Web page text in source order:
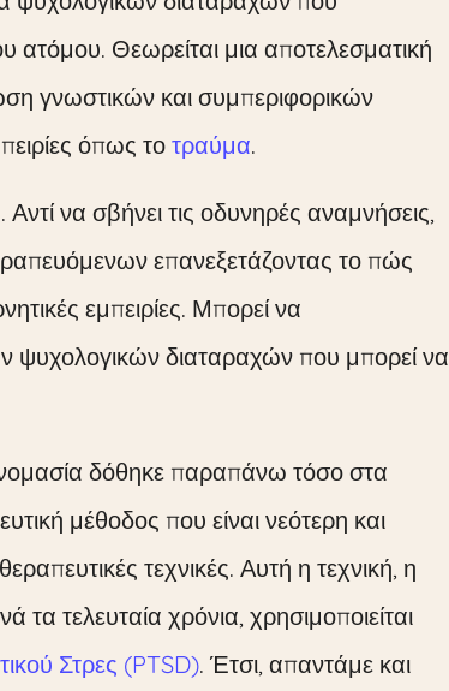
ατόμου. Θεωρείται μια αποτελεσματική
γνωστικών και συμπεριφορικών
όπως τοτραύμα.
να σβήνει τις οδυνηρές αναμνήσεις,
επανεξετάζοντας το πώς
εμπειρίες. Μπορεί να
ψυχολογικών διαταραχών που μπορεί να
δόθηκε παραπάνω τόσο στα
μέθοδος που είναι νεότερη και
τεχνικές. Αυτή η τεχνική, η
τα τελευταία χρόνια, χρησιμοποιείται
Στρες (PTSD). Έτσι, απαντάμε και